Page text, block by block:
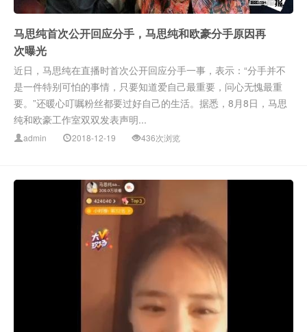
马思纯首次公开回应分手，马思纯和欧豪分手原因再
次曝光
近日，马思纯在直播时首次公开回应分手一事，表示：“分手并不
是一件特别可怕的事情，只要知道爱自己最重要，问心无愧最重
要。”还暖心叮嘱粉丝都要过好自己的生活。据悉，8月8日，马思
纯和欧豪工作室双双发表声明...
admin 2018-12-19 436次浏览